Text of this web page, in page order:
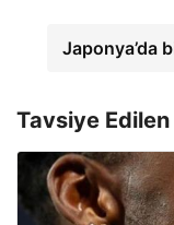
Japonya’da
Tavsiye